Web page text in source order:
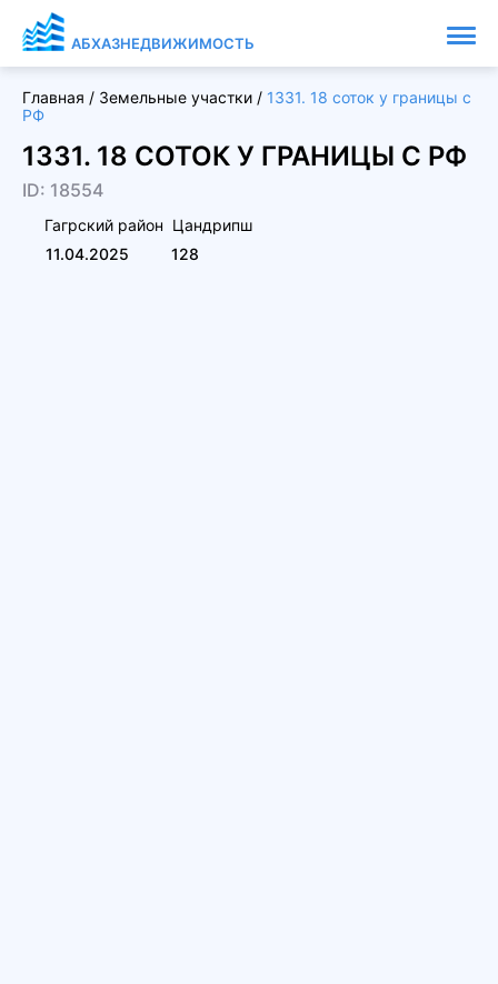
АБХАЗНЕДВИЖИМОСТЬ
Главная / Земельные участки / 1331. 18 соток у границы с
РФ
1331. 18 СОТОК У ГРАНИЦЫ С РФ
ID: 18554
Гагрский район Цандрипш
11.04.2025
128